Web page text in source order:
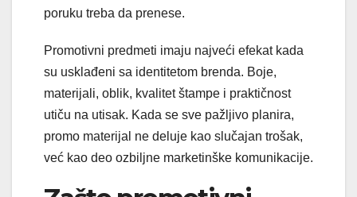
poruku treba da prenese.
Promotivni predmeti imaju najveći efekat kada
su usklađeni sa identitetom brenda. Boje,
materijali, oblik, kvalitet štampe i praktičnost
utiču na utisak. Kada se sve pažljivo planira,
promo materijal ne deluje kao slučajan trošak,
već kao deo ozbiljne marketinške komunikacije.